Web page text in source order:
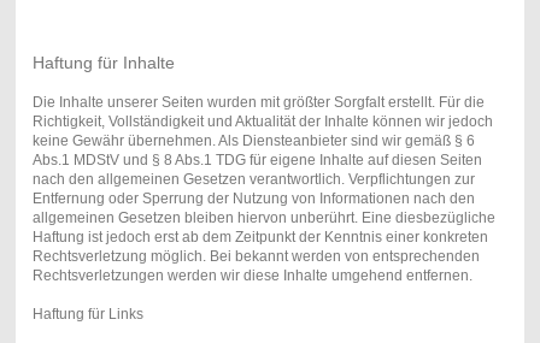
Haftung für Inhalte
Die Inhalte unserer Seiten wurden mit größter Sorgfalt erstellt. Für die
Richtigkeit, Vollständigkeit und Aktualität der Inhalte können wir jedoch
keine Gewähr übernehmen. Als Diensteanbieter sind wir gemäß § 6
Abs.1 MDStV und § 8 Abs.1 TDG für eigene Inhalte auf diesen Seiten
nach den allgemeinen Gesetzen verantwortlich. Verpflichtungen zur
Entfernung oder Sperrung der Nutzung von Informationen nach den
allgemeinen Gesetzen bleiben hiervon unberührt. Eine diesbezügliche
Haftung ist jedoch erst ab dem Zeitpunkt der Kenntnis einer konkreten
Rechtsverletzung möglich. Bei bekannt werden von entsprechenden
Rechtsverletzungen werden wir diese Inhalte umgehend entfernen.
Haftung für Links